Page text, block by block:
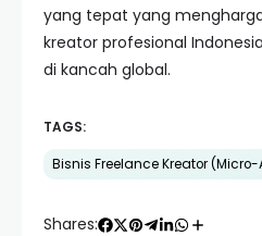
yang tepat yang
kreator profesional
di kancah global.
TAGS:
Bisnis Freelance Kreator
Shares: